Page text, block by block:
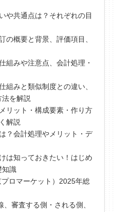
や共通点は？それぞれの目
の概要と背景、評価項目、
組みや注意点、会計処理・
組みと類似制度との違い、
を解説
リット・構成要素・作り方
解説
？会計処理やメリット・デ
は知っておきたい！はじめ
知識
ロマーケット）2025年総
審査する側・される側、